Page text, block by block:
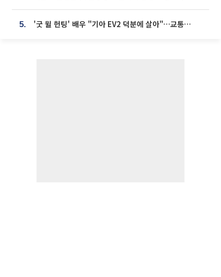
5. '굿 윌 헌팅' 배우 "기아 EV2 덕분에 살아"…교통사고 후 안전성 극찬